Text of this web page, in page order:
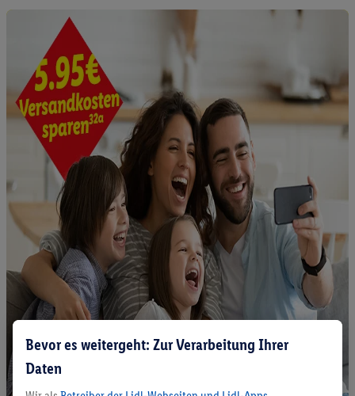
Bevor es weitergeht: Zur Verarbeitung Ihrer
Daten